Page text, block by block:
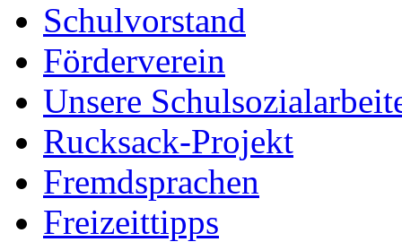
Schulvorstand
Förderverein
Unsere
Rucksack-Projekt
Fremdsprachen
Freizeittipps